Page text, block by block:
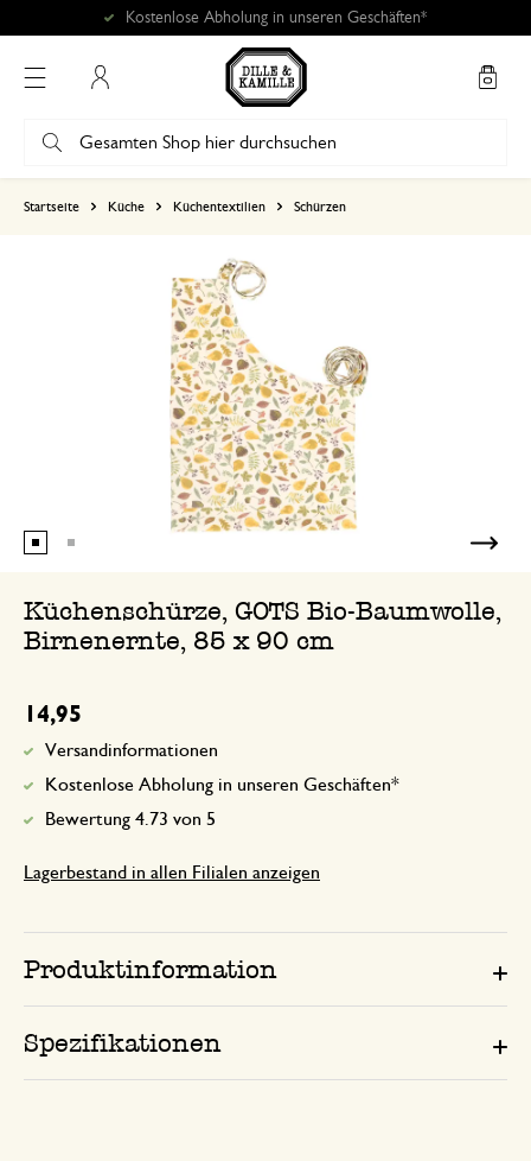
Kostenlose Abholung in unseren Geschäften*
Startseite Küche Küchentextilien Schürzen
Küchenschürze, GOTS Bio-Baumwolle,
Birnenernte, 85 x 90 cm
14,95
Versandinformationen
Kostenlose Abholung in unseren Geschäften*
Bewertung 4.73 von 5
Lagerbestand in allen Filialen anzeigen
Produktinformation
Spezifikationen